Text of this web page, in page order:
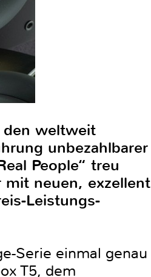
den weltweit
unbezahlbarer
People“ treu
neuen, exzellent
Leistungs-
Serie einmal genau
T5, dem